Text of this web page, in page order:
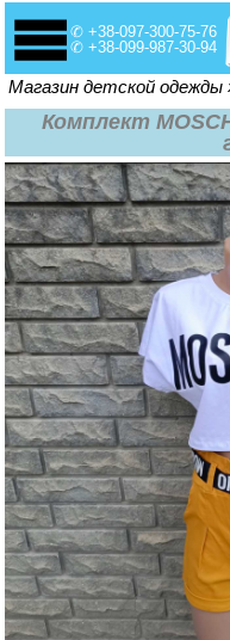
✆ +38-097-300-75-76
✆ +38-099-987-30-94
Вы здесь
Магазин детской одежды
Комплект